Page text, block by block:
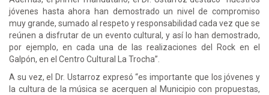
jóvenes hasta ahora han demostrado un nivel de compromiso
muy grande, sumado al respeto y responsabilidad cada vez que se
reúnen a disfrutar de un evento cultural, y así lo han demostrado,
por ejemplo, en cada una de las realizaciones del Rock en el
Galpón, en el Centro Cultural La Trocha”.
A su vez, el Dr. Ustarroz expresó “es importante que los jóvenes y
la cultura de la música se acerquen al Municipio con propuestas,